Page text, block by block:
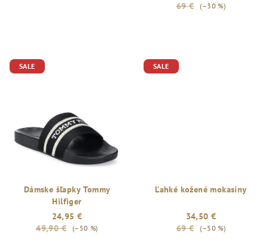
69 €
(–30 %)
SALE
Dámske šľapky Tommy
Hilfiger
24,95 €
49,90 €
(–50 %)
SALE
Ľahké kožené mokasíny
34,50 €
69 €
(–50 %)